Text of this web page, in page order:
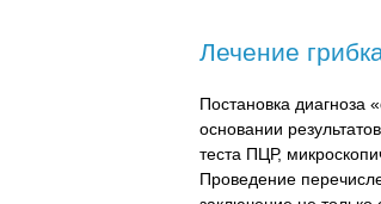
Лечение
Постановка диагноза
основании
теста ПЦР,
Проведение